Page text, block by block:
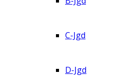
C-Jgd
D-Jgd